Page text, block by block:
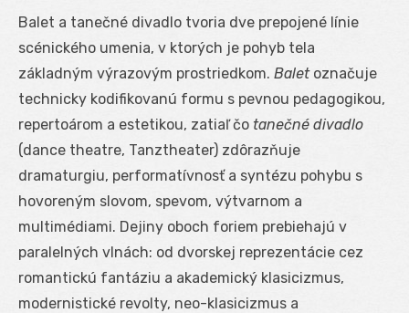
Balet a tanečné divadlo tvoria dve prepojené línie
scénického umenia, v ktorých je pohyb tela
základným výrazovým prostriedkom. Baletoznačuje
technicky kodifikovanú formu s pevnou pedagogikou,
repertoárom a estetikou, zatiaľ čo tanečné divadlo
(dance theatre, Tanztheater) zdôrazňuje
dramaturgiu, performatívnosť a syntézu pohybu s
hovoreným slovom, spevom, výtvarnom a
multimédiami. Dejiny oboch foriem prebiehajú v
paralelných vlnách: od dvorskej reprezentácie cez
romantickú fantáziu a akademický klasicizmus,
modernistické revolty, neo-klasicizmus a